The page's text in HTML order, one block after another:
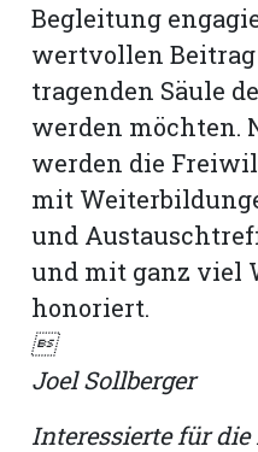
Begleitung
wertvollen
tragenden Säule
werden möchten.
werden die
mit
und
und mit ganz viel
honoriert.

Joel Sollberger
Interessierte für